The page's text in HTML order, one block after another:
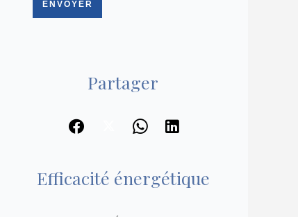
ENVOYER
Partager
Efficacité énergétique